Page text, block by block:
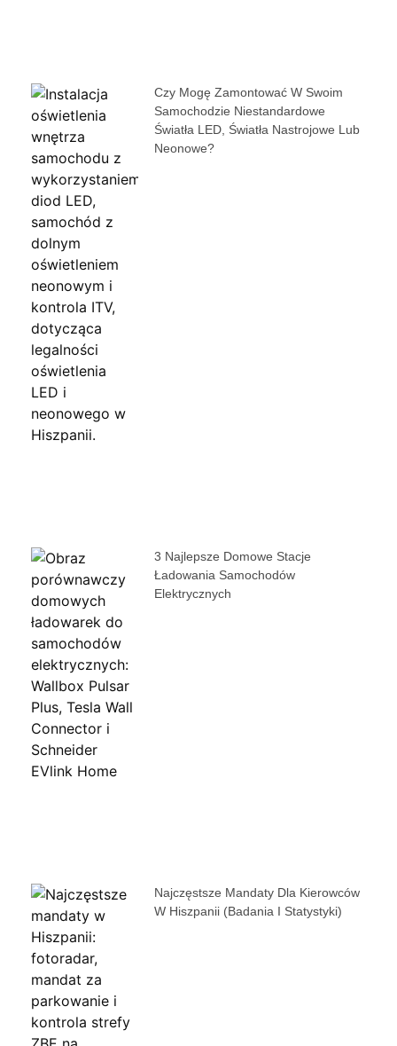
Czy Mogę Zamontować W Swoim
Samochodzie Niestandardowe
Światła LED, Światła Nastrojowe Lub
Neonowe?
3 Najlepsze Domowe Stacje
Ładowania Samochodów
Elektrycznych
Najczęstsze Mandaty Dla Kierowców
W Hiszpanii (badania I Statystyki)